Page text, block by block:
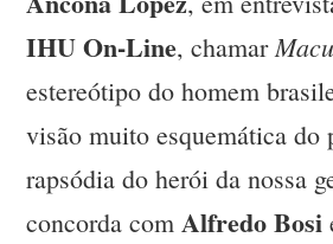
IHU On-Line, chamar
estereótipo do homem
visão muito esquemática do
rapsódia do herói da nossa
concorda comAlfredo Bosi